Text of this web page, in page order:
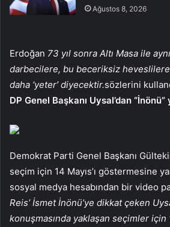
Ağustos 8, 2026
Erdoğan 73 yıl sonra Altı Masa ile
darbecilere, bu beceriksiz
daha ‘yeter’ diyecektir.sözlerini
DP Genel Başkanı Uysal’dan “İnönü”
Demokrat Parti Genel Başkanı
seçim için 14 Mayıs’ı göstermesine
sosyal medya hesabından bir video
Reis’ İsmet İnönü’ye dikkat çeken
konuşmasında yaklaşan seçimler için